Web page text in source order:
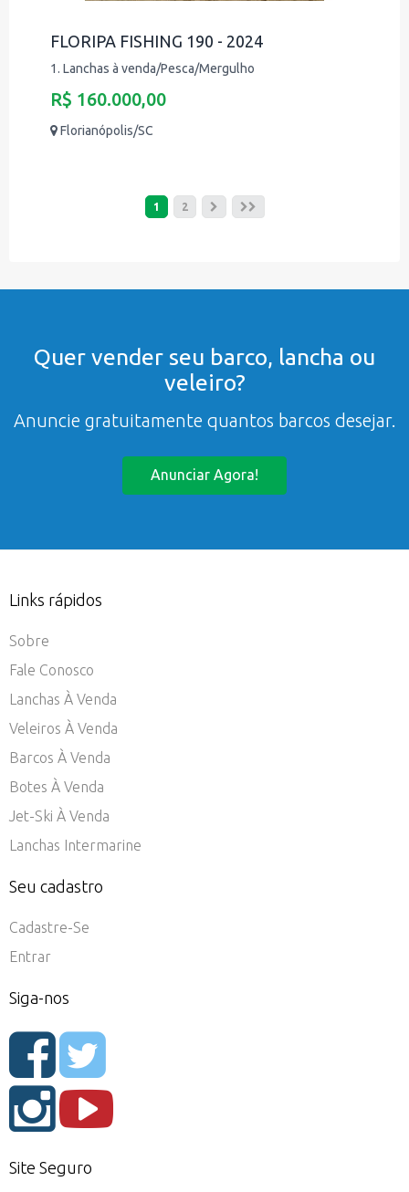
FLORIPA FISHING 190 - 2024
1. Lanchas à venda/Pesca/Mergulho
R$ 160.000,00
Florianópolis/SC
1 2
Quer vender seu barco, lancha ou
veleiro?
Anuncie gratuitamente quantos barcos desejar.
Anunciar Agora!
Links rápidos
Sobre
Fale Conosco
Lanchas À Venda
Veleiros À Venda
Barcos À Venda
Botes À Venda
Jet-Ski À Venda
Lanchas Intermarine
Seu cadastro
Cadastre-Se
Entrar
Siga-nos
Site Seguro